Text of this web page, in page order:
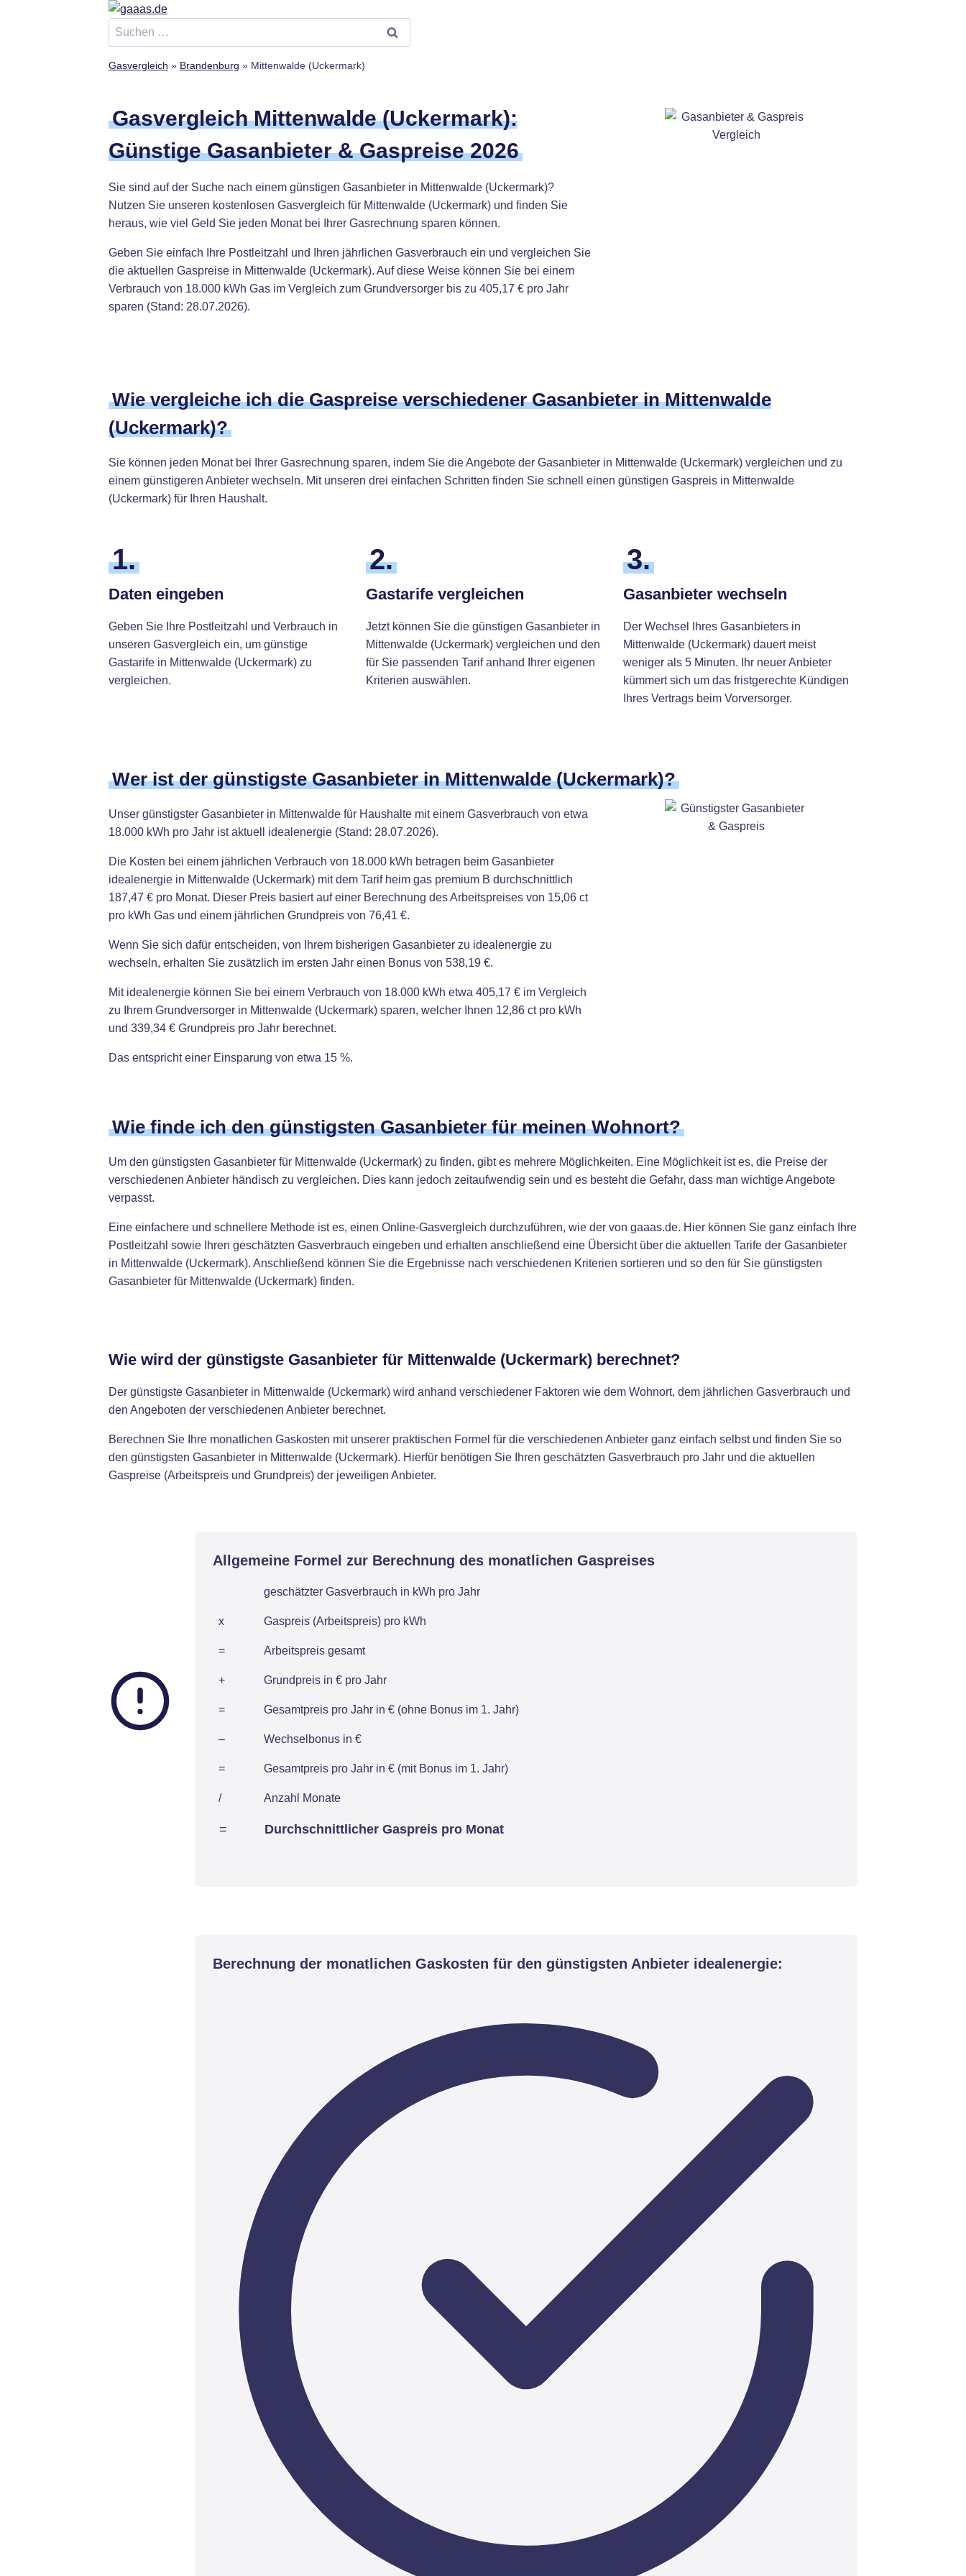
Suchen
nach:
Gasvergleich » Brandenburg » Mittenwalde (Uckermark)
Gasvergleich Mittenwalde (Uckermark):
Günstige Gasanbieter & Gaspreise 2026
Sie sind auf der Suche nach einem günstigen Gasanbieter in Mittenwalde (Uckermark)?
Nutzen Sie unseren kostenlosen Gasvergleich für Mittenwalde (Uckermark) und finden Sie
heraus, wie viel Geld Sie jeden Monat bei Ihrer Gasrechnung sparen können.
Geben Sie einfach Ihre Postleitzahl und Ihren jährlichen Gasverbrauch ein und vergleichen Sie
die aktuellen Gaspreise in Mittenwalde (Uckermark). Auf diese Weise können Sie bei einem
Verbrauch von 18.000 kWh Gas im Vergleich zum Grundversorger bis zu 405,17 € pro Jahr
sparen (Stand: 28.07.2026).
Wie vergleiche ich die Gaspreise verschiedener Gasanbieter in Mittenwalde
(Uckermark)?
Sie können jeden Monat bei Ihrer Gasrechnung sparen, indem Sie die Angebote der Gasanbieter in Mittenwalde (Uckermark) vergleichen und zu
einem günstigeren Anbieter wechseln. Mit unseren drei einfachen Schritten finden Sie schnell einen günstigen Gaspreis in Mittenwalde
(Uckermark) für Ihren Haushalt.
1.
Daten eingeben
Geben Sie Ihre Postleitzahl und Verbrauch in
unseren Gasvergleich ein, um günstige
Gastarife in Mittenwalde (Uckermark) zu
vergleichen.
2.
Gastarife vergleichen
Jetzt können Sie die günstigen Gasanbieter in
Mittenwalde (Uckermark) vergleichen und den
für Sie passenden Tarif anhand Ihrer eigenen
Kriterien auswählen.
3.
Gasanbieter wechseln
Der Wechsel Ihres Gasanbieters in
Mittenwalde (Uckermark) dauert meist
weniger als 5 Minuten. Ihr neuer Anbieter
kümmert sich um das fristgerechte Kündigen
Ihres Vertrags beim Vorversorger.
Wer ist der günstigste Gasanbieter in Mittenwalde (Uckermark)?
Unser günstigster Gasanbieter in Mittenwalde für Haushalte mit einem Gasverbrauch von etwa
18.000 kWh pro Jahr ist aktuell idealenergie (Stand: 28.07.2026).
Die Kosten bei einem jährlichen Verbrauch von 18.000 kWh betragen beim Gasanbieter
idealenergie in Mittenwalde (Uckermark) mit dem Tarif heim gas premium B durchschnittlich
187,47 € pro Monat. Dieser Preis basiert auf einer Berechnung des Arbeitspreises von 15,06 ct
pro kWh Gas und einem jährlichen Grundpreis von 76,41 €.
Wenn Sie sich dafür entscheiden, von Ihrem bisherigen Gasanbieter zu idealenergie zu
wechseln, erhalten Sie zusätzlich im ersten Jahr einen Bonus von 538,19 €.
Mit idealenergie können Sie bei einem Verbrauch von 18.000 kWh etwa 405,17 € im Vergleich
zu Ihrem Grundversorger in Mittenwalde (Uckermark) sparen, welcher Ihnen 12,86 ct pro kWh
und 339,34 € Grundpreis pro Jahr berechnet.
Das entspricht einer Einsparung von etwa 15 %.
Wie finde ich den günstigsten Gasanbieter für meinen Wohnort?
Um den günstigsten Gasanbieter für Mittenwalde (Uckermark) zu finden, gibt es mehrere Möglichkeiten. Eine Möglichkeit ist es, die Preise der
verschiedenen Anbieter händisch zu vergleichen. Dies kann jedoch zeitaufwendig sein und es besteht die Gefahr, dass man wichtige Angebote
verpasst.
Eine einfachere und schnellere Methode ist es, einen Online-Gasvergleich durchzuführen, wie der von gaaas.de. Hier können Sie ganz einfach Ihre
Postleitzahl sowie Ihren geschätzten Gasverbrauch eingeben und erhalten anschließend eine Übersicht über die aktuellen Tarife der Gasanbieter
in Mittenwalde (Uckermark). Anschließend können Sie die Ergebnisse nach verschiedenen Kriterien sortieren und so den für Sie günstigsten
Gasanbieter für Mittenwalde (Uckermark) finden.
Wie wird der günstigste Gasanbieter für Mittenwalde (Uckermark) berechnet?
Der günstigste Gasanbieter in Mittenwalde (Uckermark) wird anhand verschiedener Faktoren wie dem Wohnort, dem jährlichen Gasverbrauch und
den Angeboten der verschiedenen Anbieter berechnet.
Berechnen Sie Ihre monatlichen Gaskosten mit unserer praktischen Formel für die verschiedenen Anbieter ganz einfach selbst und finden Sie so
den günstigsten Gasanbieter in Mittenwalde (Uckermark). Hierfür benötigen Sie Ihren geschätzten Gasverbrauch pro Jahr und die aktuellen
Gaspreise (Arbeitspreis und Grundpreis) der jeweiligen Anbieter.
Allgemeine Formel zur Berechnung des monatlichen Gaspreises
geschätzter Gasverbrauch in kWh pro Jahr
x Gaspreis (Arbeitspreis) pro kWh
= Arbeitspreis gesamt
+ Grundpreis in € pro Jahr
= Gesamtpreis pro Jahr in € (ohne Bonus im 1. Jahr)
– Wechselbonus in €
= Gesamtpreis pro Jahr in € (mit Bonus im 1. Jahr)
/ Anzahl Monate
= Durchschnittlicher Gaspreis pro Monat
Berechnung der monatlichen Gaskosten für den günstigsten Anbieter idealenergie: